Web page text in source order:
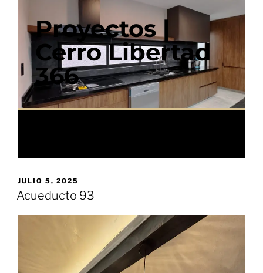
Proyectos |
Cerro Libertad
366
JULIO 5, 2025
Acueducto 93